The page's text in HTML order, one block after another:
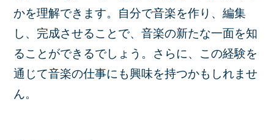
かを理解できます。自分で音楽を作り、編集
し、完成させることで、音楽の新たな一面を知
ることができるでしょう。さらに、この経験を
通じて音楽の仕事にも興味を持つかもしれませ
ん。